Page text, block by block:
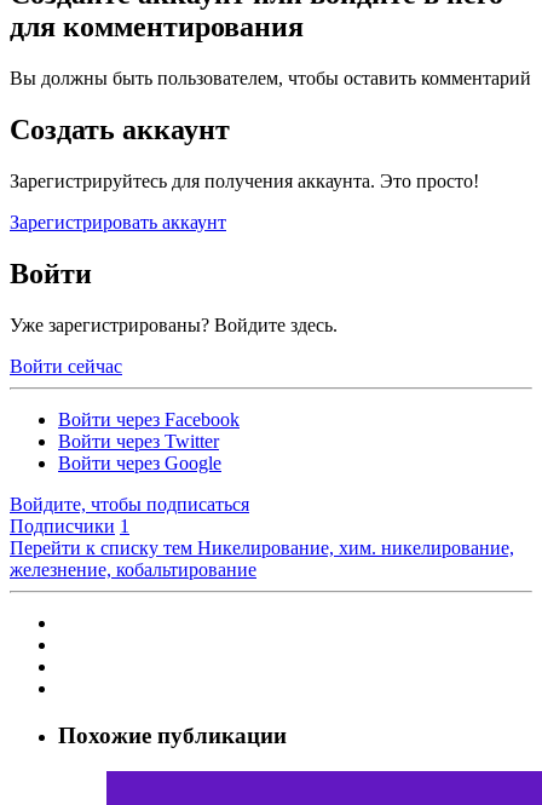
для комментирования
Вы должны быть пользователем, чтобы оставить комментарий
Создать аккаунт
Зарегистрируйтесь для получения аккаунта. Это просто!
Зарегистрировать аккаунт
Войти
Уже зарегистрированы? Войдите здесь.
Войти сейчас
Войти через Facebook
Войти через Twitter
Войти через Google
Войдите, чтобы подписаться
Подписчики 1
Перейти к списку тем Никелирование, хим. никелирование,
железнение, кобальтирование
Похожие публикации